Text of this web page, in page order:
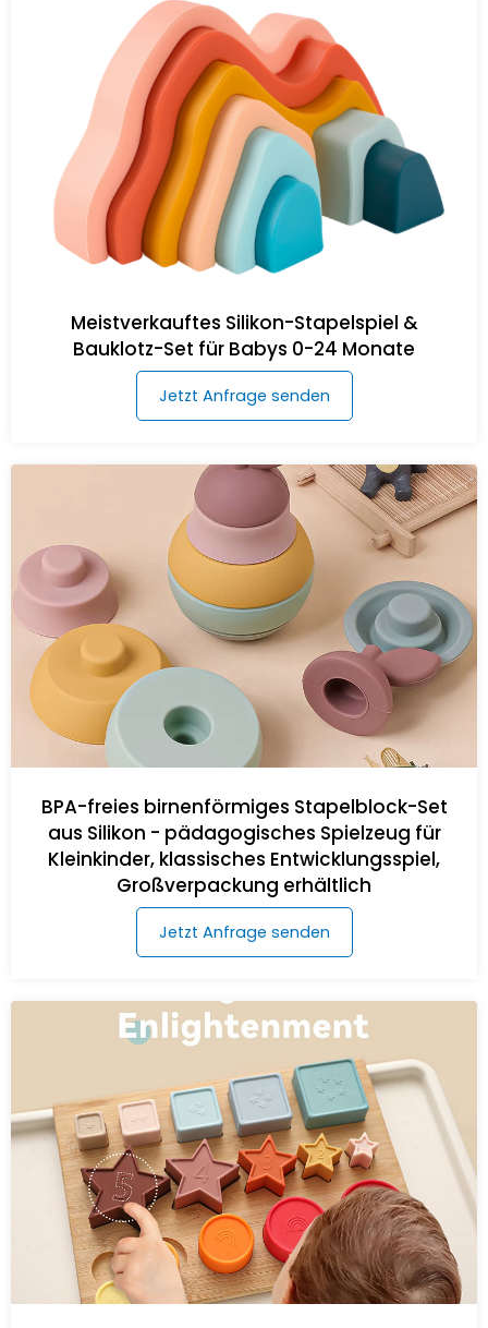
Meistverkauftes Silikon-Stapelspiel &
Bauklotz-Set für Babys 0-24 Monate
Jetzt Anfrage senden
BPA-freies birnenförmiges Stapelblock-Set
aus Silikon - pädagogisches Spielzeug für
Kleinkinder, klassisches Entwicklungsspiel,
Großverpackung erhältlich
Jetzt Anfrage senden